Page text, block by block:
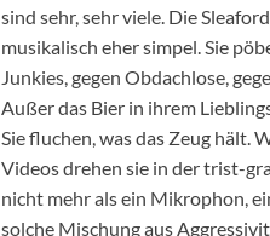
sind sehr, sehr viele. Die
musikalisch eher simpel. Sie
Junkies, gegen Obdachlose,
Außer das Bier in ihrem
Sie fluchen, was das Zeug hält.
Videos drehen sie in der trist-
nicht mehr als ein Mikrophon,
solche Mischung aus